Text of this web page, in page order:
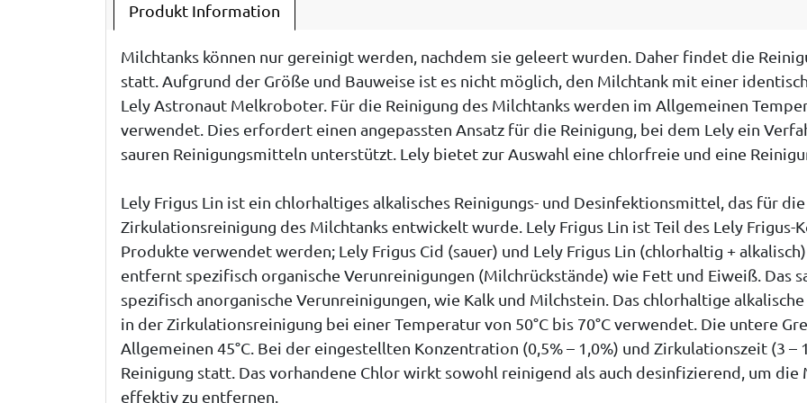
Produkt Information
Milchtanks können nur gereinigt werden, nachdem sie geleert wurden. Daher findet die
statt. Aufgrund der Größe und Bauweise ist es nicht möglich, den Milchtank mit einer
Lely Astronaut Melkroboter. Für die Reinigung des Milchtanks werden im Allgemeinen
verwendet. Dies erfordert einen angepassten Ansatz für die Reinigung, bei dem Lely ein
sauren Reinigungsmitteln unterstützt. Lely bietet zur Auswahl eine chlorfreie und eine
Lely Frigus Lin ist ein chlorhaltiges alkalisches Reinigungs- und Desinfektionsmittel, das für
Zirkulationsreinigung des Milchtanks entwickelt wurde. Lely Frigus Lin ist Teil des Lely Frigus-
Produkte verwendet werden; Lely Frigus Cid (sauer) und Lely Frigus Lin (chlorhaltig +
entfernt spezifisch organische Verunreinigungen (Milchrückstände) wie Fett und Eiweiß. Das
spezifisch anorganische Verunreinigungen, wie Kalk und Milchstein. Das chlorhaltige
in der Zirkulationsreinigung bei einer Temperatur von 50°C bis 70°C verwendet. Die untere
Allgemeinen 45°C. Bei der eingestellten Konzentration (0,5% – 1,0%) und Zirkulationszeit (3
Reinigung statt. Das vorhandene Chlor wirkt sowohl reinigend als auch desinfizierend, um
effektiv zu entfernen.